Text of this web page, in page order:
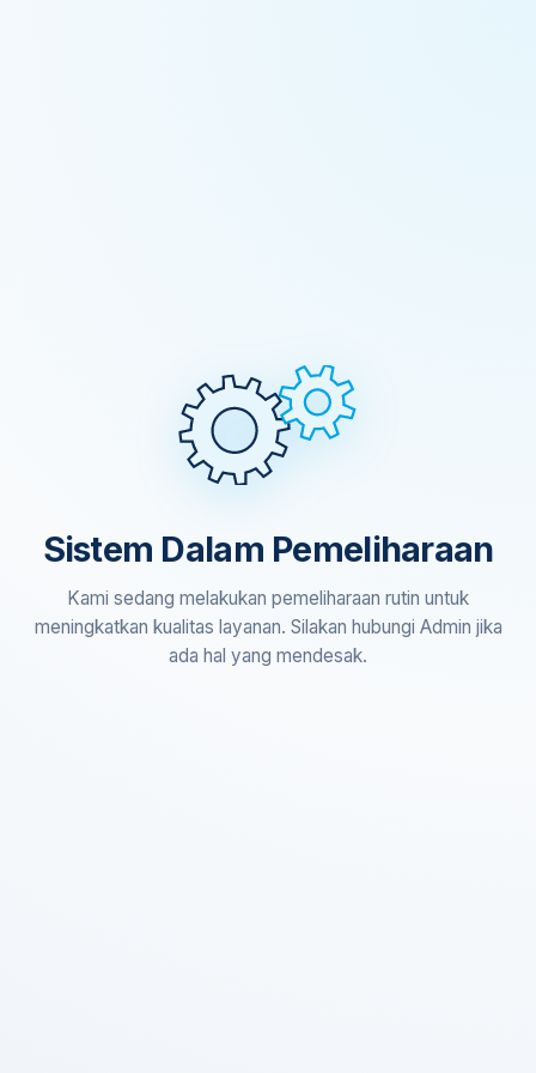
Sistem Dalam Pemeliharaan
Kami sedang melakukan pemeliharaan rutin untuk
meningkatkan kualitas layanan. Silakan hubungi Admin jika
ada hal yang mendesak.